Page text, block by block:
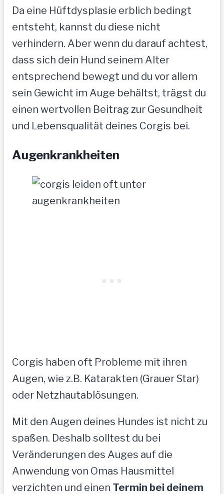
Da eine Hüftdysplasie erblich bedingt
entsteht, kannst du diese nicht
verhindern. Aber wenn du darauf achtest,
dass sich dein Hund seinem Alter
entsprechend bewegt und du vor allem
sein Gewicht im Auge behältst, trägst du
einen wertvollen Beitrag zur Gesundheit
und Lebensqualität deines Corgis bei.
Augenkrankheiten
Corgis haben oft Probleme mit ihren
Augen, wie z.B. Katarakten (Grauer Star)
oder Netzhautablösungen.
Mit den Augen deines Hundes ist nicht zu
spaßen. Deshalb solltest du bei
Veränderungen des Auges auf die
Anwendung von Omas Hausmittel
verzichten und einen Termin bei deinem